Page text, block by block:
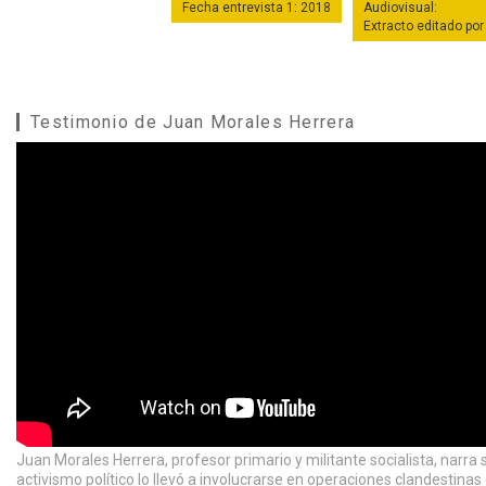
Fecha entrevista 1: 2018
Audiovisual:
Extracto editado
Testimonio de Juan Morales Herrera
Juan Morales Herrera, profesor primario y militante socialista, narra
activismo político lo llevó a involucrarse en operaciones